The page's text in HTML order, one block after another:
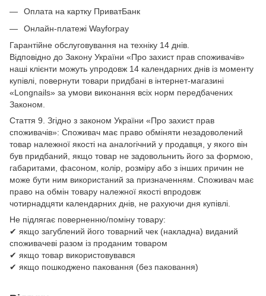
Оплата на картку ПриватБанк
Онлайн-платежі Wayforpay
Гарантійне обслуговування на техніку 14 днів.
Відповідно до Закону України «Про захист прав споживачів»
наші клієнти можуть упродовж 14 календарних днів із моменту
купівлі, повернути товари придбані в інтернет-магазині
«Longnails» за умови виконання всіх норм передбачених
Законом.
Стаття 9. Згідно з законом України «Про захист прав
споживачів»: Споживач має право обміняти незадоволений
товар належної якості на аналогічний у продавця, у якого він
був придбаний, якщо товар не задовольнить його за формою,
габаритами, фасоном, колір, розміру або з інших причин не
може бути ним використаний за призначенням. Споживач має
право на обмін товару належної якості впродовж
чотирнадцяти календарних днів, не рахуючи дня купівлі.
Не підлягає поверненню/поміну товару:
✔ якщо загублений його товарний чек (накладна) виданий
споживачеві разом із проданим товаром
✔ якщо товар використовувався
✔ якщо пошкоджено паковання (без паковання)